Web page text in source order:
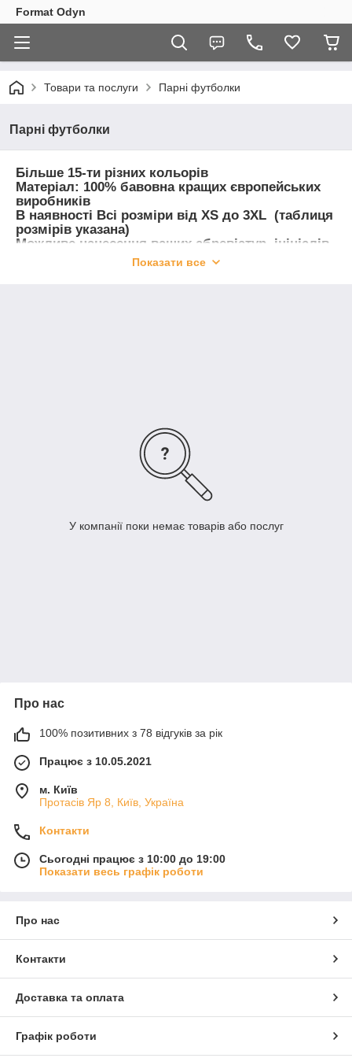
Format Odyn
Товари та послуги Парні футболки
Парні футболки
Більше 15-ти різних кольорів
Матеріал: 100% бавовна кращих європейських
виробників
В наявності Всі розміри від XS до 3XL (таблиця
розмірів указана)
Можливе нанесення ваших абревіатур, ініціалів,
персональних даних або будь-якого іншого
Показати все
У компанії поки немає товарів або послуг
Про нас
100% позитивних з 78 відгуків за рік
Працює з 10.05.2021
м. Київ
Протасів Яр 8, Київ, Україна
Контакти
Сьогодні працює з 10:00 до 19:00
Показати весь графік роботи
Про нас
Контакти
Доставка та оплата
Графік роботи